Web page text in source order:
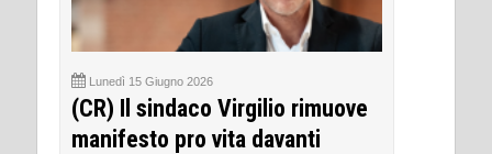
Lunedì 15 Giugno 2026
(CR) Il sindaco Virgilio rimuove
manifesto pro vita davanti